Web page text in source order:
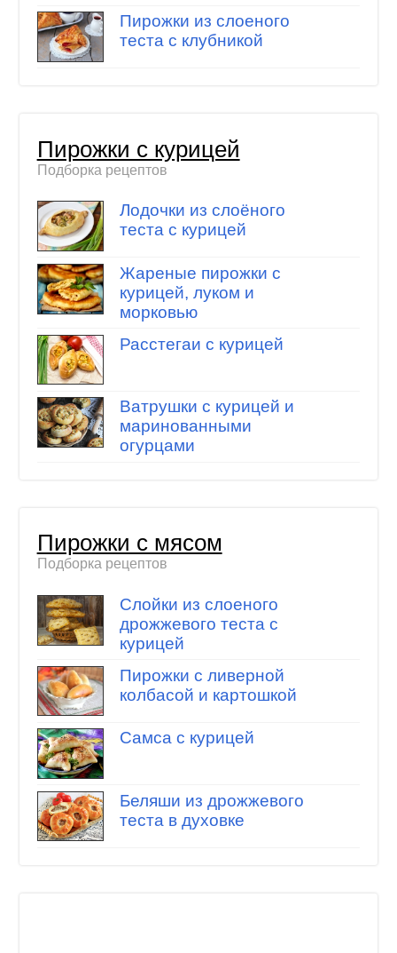
Пирожки из слоеного
теста с клубникой
Пирожки с курицей
Подборка рецептов
Лодочки из слоёного
теста с курицей
Жареные пирожки с
курицей, луком и
морковью
Расстегаи с курицей
Ватрушки с курицей и
маринованными
огурцами
Пирожки с мясом
Подборка рецептов
Слойки из слоеного
дрожжевого теста с
курицей
Пирожки с ливерной
колбасой и картошкой
Самса с курицей
Беляши из дрожжевого
теста в духовке